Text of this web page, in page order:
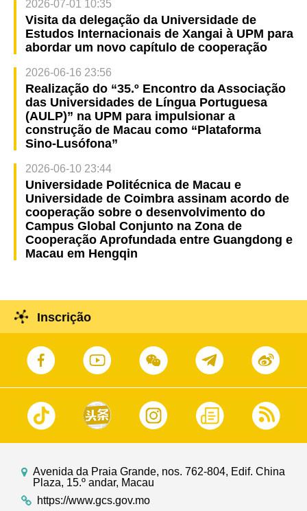
2026-07-01 10:35
Visita da delegação da Universidade de
Estudos Internacionais de Xangai à UPM para
abordar um novo capítulo de cooperação
2026-06-16 23:56
Realização do “35.º Encontro da Associação
das Universidades de Língua Portuguesa
(AULP)” na UPM para impulsionar a
construção de Macau como “Plataforma
Sino-Lusófona”
2026-06-10 23:44
Universidade Politécnica de Macau e
Universidade de Coimbra assinam acordo de
cooperação sobre o desenvolvimento do
Campus Global Conjunto na Zona de
Cooperação Aprofundada entre Guangdong e
Macau em Hengqin
Inscrição
Avenida da Praia Grande, nos. 762-804, Edif. China
Plaza, 15.º andar, Macau
https://www.gcs.gov.mo